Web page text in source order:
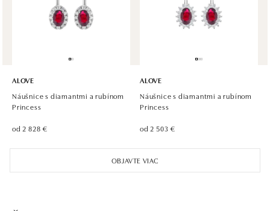
dnes otvorené do 21:00
OBJAVTE VIAC
ALOVE
Náušnice s diamantmi a rubínom
Princess
od 2 828 €
ALOVE
Náušnice s diamantmi a rubínom
Princess
od 2 503 €